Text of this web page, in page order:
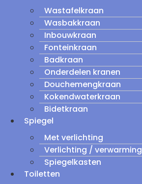
Wastafelkraan
Wasbakkraan
Inbouwkraan
Fonteinkraan
Badkraan
Onderdelen kranen
Douchemengkraan
Kokendwaterkraan
Bidetkraan
Spiegel
Met verlichting
Verlichting / verwarming
Spiegelkasten
Toiletten